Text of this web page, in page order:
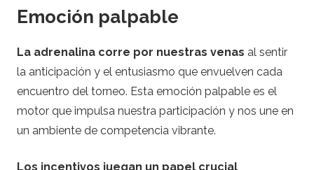
Emoción palpable
La adrenalina corre por nuestras venas al sentir
la anticipación y el entusiasmo que envuelven cada
encuentro del torneo. Esta emoción palpable es el
motor que impulsa nuestra participación y nos une en
un ambiente de competencia vibrante.
Los incentivos juegan un papel crucial